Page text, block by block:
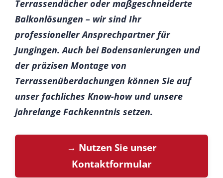
Terrassendächer oder maßgeschneiderte
Balkonlösungen – wir sind Ihr
professioneller Ansprechpartner für
Jungingen. Auch bei Bodensanierungen und
der präzisen Montage von
Terrassenüberdachungen können Sie auf
unser fachliches Know-how und unsere
jahrelange Fachkenntnis setzen.
→ Nutzen Sie unser
Kontaktformular